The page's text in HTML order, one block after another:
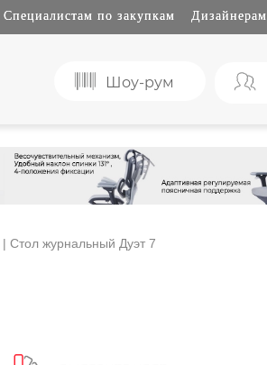
Специалистам по закупкам Дизайнерам
Шоу-рум
| Стол журнальный Дуэт 7